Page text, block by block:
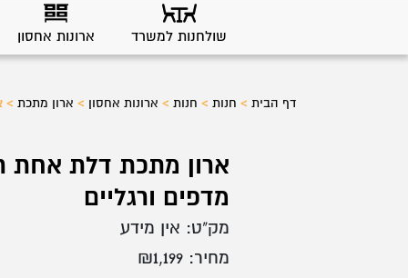
שולחנות למשרד ארונות אחסון
דף הבית> חנות> חנות> ארונות אחסון > ארון מתכת>
מדפים ורגליים
מחיר: ₪1,199
מק"ט: אין מידע